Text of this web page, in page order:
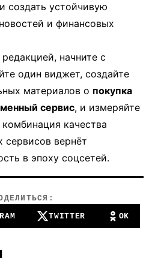
создать устойчивую
и финансовых
начните с
один виджет, создайте
материалов о покупка
сервис, и измеряйте
качества
сервисов вернёт
в эпоху соцсетей.
TWITTER OK